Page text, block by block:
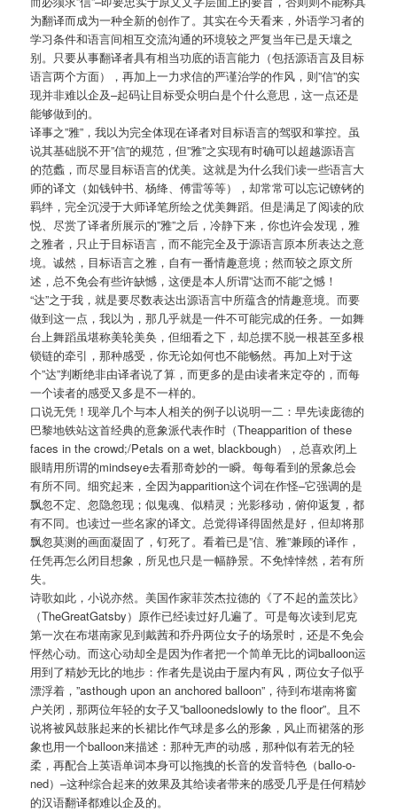
为翻译而成为一种全新的创作了。其实在今天看来，外语学习者的
学习条件和语言间相互交流沟通的环境较之严复当年已是天壤之
别。只要从事翻译者具有相当功底的语言能力（包括源语言及目标
语言两个方面），再加上一力求信的严谨治学的作风，则”信”的实
现并非难以企及–起码让目标受众明白是个什么意思，这一点还是
能够做到的。
译事之”雅”，我以为完全体现在译者对目标语言的驾驭和掌控。虽
说其基础脱不开”信”的规范，但”雅”之实现有时确可以超越源语言
的范蠡，而尽显目标语言的优美。这就是为什么我们读一些语言大
师的译文（如钱钟书、杨绛、傅雷等等），却常常可以忘记镣铐的
羁绊，完全沉浸于大师译笔所绘之优美舞蹈。但是满足了阅读的欣
悦、尽赏了译者所展示的”雅”之后，冷静下来，你也许会发现，雅
之雅者，只止于目标语言，而不能完全及于源语言原本所表达之意
境。诚然，目标语言之雅，自有一番情趣意境；然而较之原文所
述，总不免会有些许缺憾，这便是本人所谓”达而不能”之憾！
“达”之于我，就是要尽数表达出源语言中所蕴含的情趣意境。而要
做到这一点，我以为，那几乎就是一件不可能完成的任务。一如舞
台上舞蹈虽堪称美轮美奂，但细看之下，却总摆不脱一根甚至多根
锁链的牵引，那种感受，你无论如何也不能畅然。再加上对于这
个”达”判断绝非由译者说了算，而更多的是由读者来定夺的，而每
一个读者的感受又多是不一样的。
口说无凭！现举几个与本人相关的例子以说明一二：早先读庞德的
巴黎地铁站这首经典的意象派代表作时（Theapparition of these
faces in the crowd;/Petals on a wet, blackbough），总喜欢闭上
眼睛用所谓的mindseye去看那奇妙的一瞬。每每看到的景象总会
有所不同。细究起来，全因为apparition这个词在作怪–它强调的是
飘忽不定、忽隐忽现；似鬼魂、似精灵；光影移动，俯仰返复，都
有不同。也读过一些名家的译文。总觉得译得固然是好，但却将那
飘忽莫测的画面凝固了，钉死了。看着已是”信、雅”兼顾的译作，
任凭再怎么闭目想象，所见也只是一幅静景。不免悻悻然，若有所
失。
诗歌如此，小说亦然。美国作家菲茨杰拉德的《了不起的盖茨比》
（TheGreatGatsby）原作已经读过好几遍了。可是每次读到尼克
第一次在布堪南家见到戴茜和乔丹两位女子的场景时，还是不免会
怦然心动。而这心动却全是因为作者把一个简单无比的词balloon运
用到了精妙无比的地步：作者先是说由于屋内有风，两位女子似乎
漂浮着，”asthough upon an anchored balloon”，待到布堪南将窗
户关闭，那两位年轻的女子又”balloonedslowly to the floor”。且不
说将被风鼓胀起来的长裙比作气球是多么的形象，风止而裙落的形
象也用一个balloon来描述：那种无声的动感，那种似有若无的轻
柔，再配合上英语单词本身可以拖拽的长音的发音特色（ballo-o-
ned）–这种综合起来的效果及其给读者带来的感受几乎是任何精妙
的汉语翻译都难以企及的。